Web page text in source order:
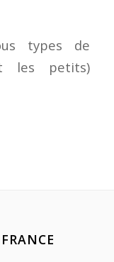
types de
les petits)